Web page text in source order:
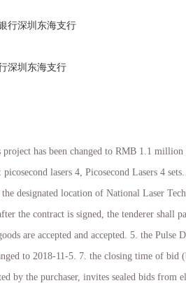
行深圳东海支行
深圳东海支行
project has been changed to RMB 1.1
lasers 4, Picosecond Lasers 4
designated location of National Laser
the contract is signed, the tenderer shall
are accepted and accepted. 5. the
to 2018-11-5. 7. the closing time of bid
by the purchaser, invites sealed bids